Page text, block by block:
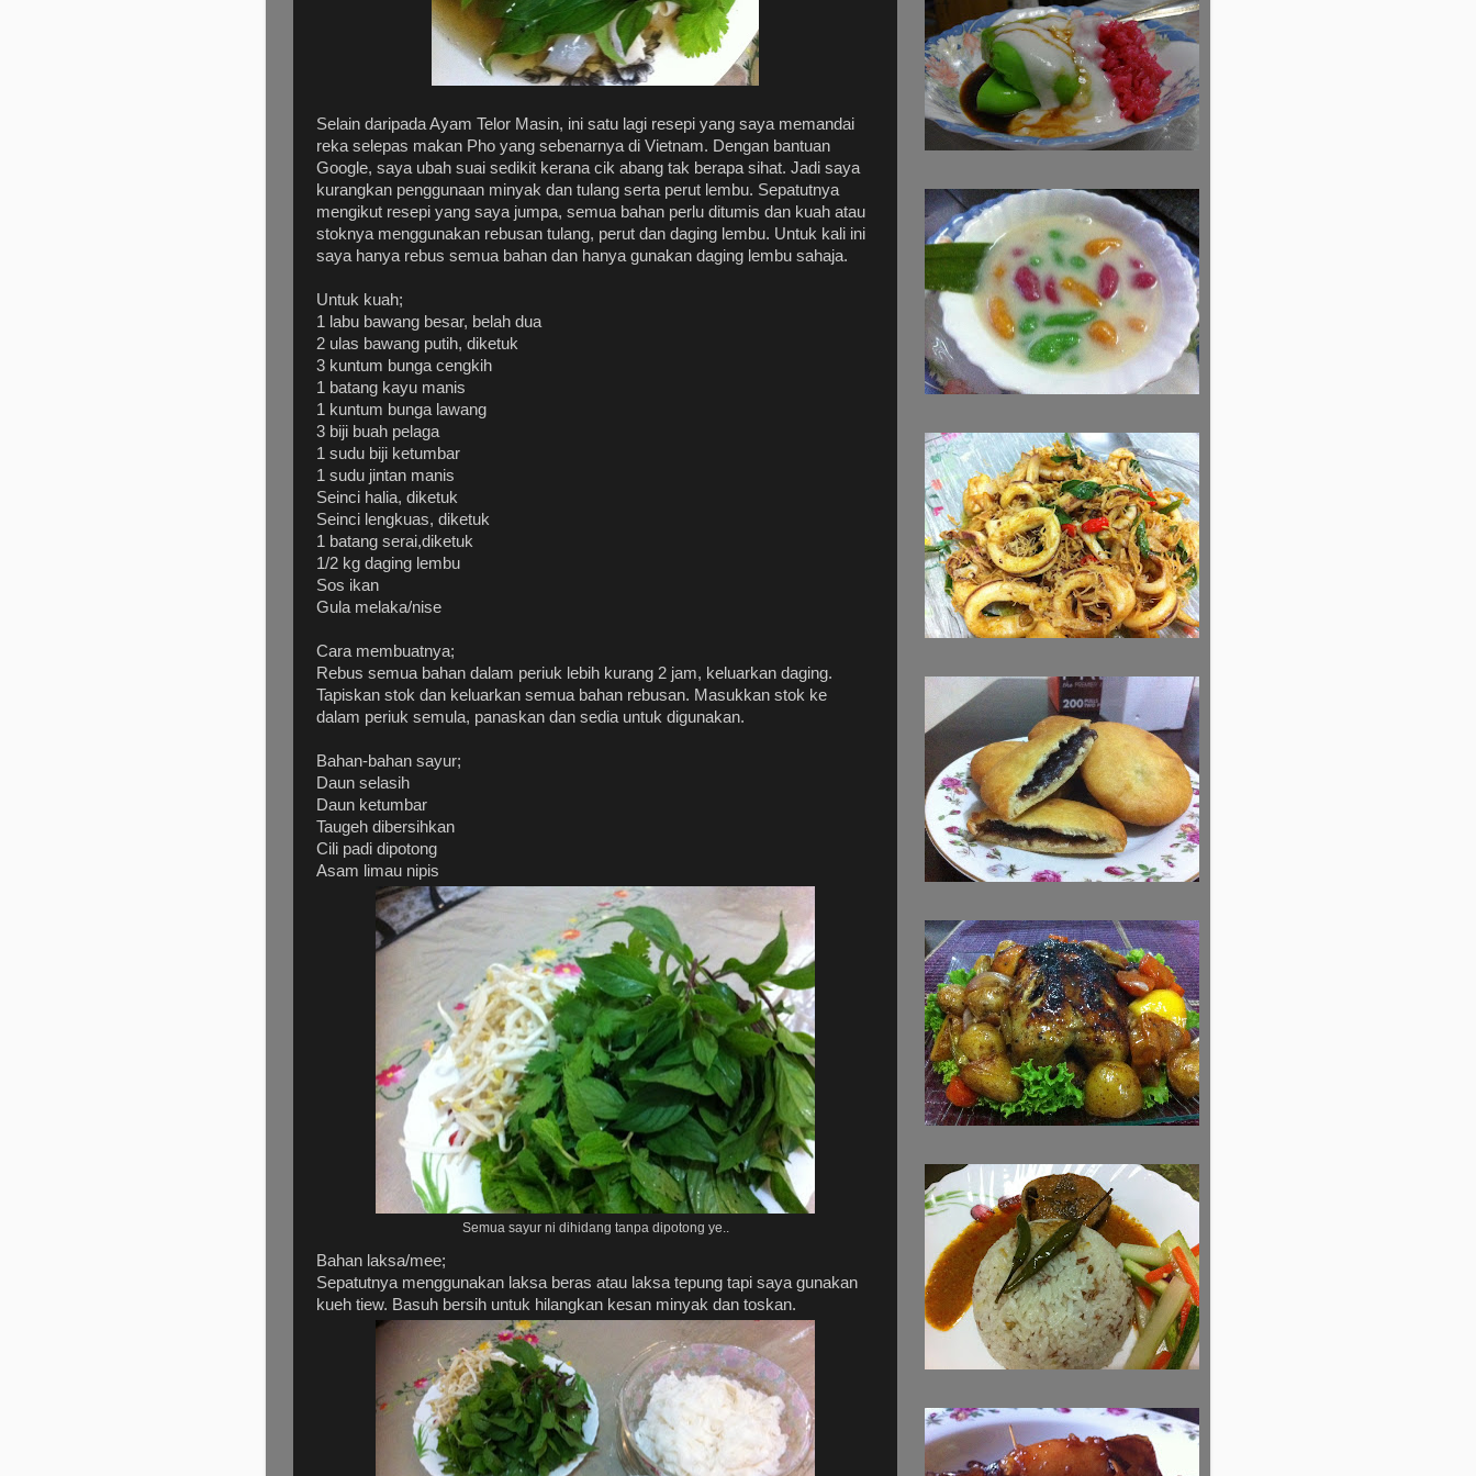
Selain daripada Ayam Telor Masin, ini satu lagi resepi yang saya memandai
reka selepas makan Pho yang sebenarnya di Vietnam. Dengan bantuan
Google, saya ubah suai sedikit kerana cik abang tak berapa sihat. Jadi saya
kurangkan penggunaan minyak dan tulang serta perut lembu. Sepatutnya
mengikut resepi yang saya jumpa, semua bahan perlu ditumis dan kuah atau
stoknya menggunakan rebusan tulang, perut dan daging lembu. Untuk kali ini
saya hanya rebus semua bahan dan hanya gunakan daging lembu sahaja.
Untuk kuah;
1 labu bawang besar, belah dua
2 ulas bawang putih, diketuk
3 kuntum bunga cengkih
1 batang kayu manis
1 kuntum bunga lawang
3 biji buah pelaga
1 sudu biji ketumbar
1 sudu jintan manis
Seinci halia, diketuk
Seinci lengkuas, diketuk
1 batang serai,diketuk
1/2 kg daging lembu
Sos ikan
Gula melaka/nise
Cara membuatnya;
Rebus semua bahan dalam periuk lebih kurang 2 jam, keluarkan daging.
Tapiskan stok dan keluarkan semua bahan rebusan. Masukkan stok ke
dalam periuk semula, panaskan dan sedia untuk digunakan.
Bahan-bahan sayur;
Daun selasih
Daun ketumbar
Taugeh dibersihkan
Cili padi dipotong
Asam limau nipis
Semua sayur ni dihidang tanpa dipotong ye..
Bahan laksa/mee;
Sepatutnya menggunakan laksa beras atau laksa tepung tapi saya gunakan
kueh tiew. Basuh bersih untuk hilangkan kesan minyak dan toskan.